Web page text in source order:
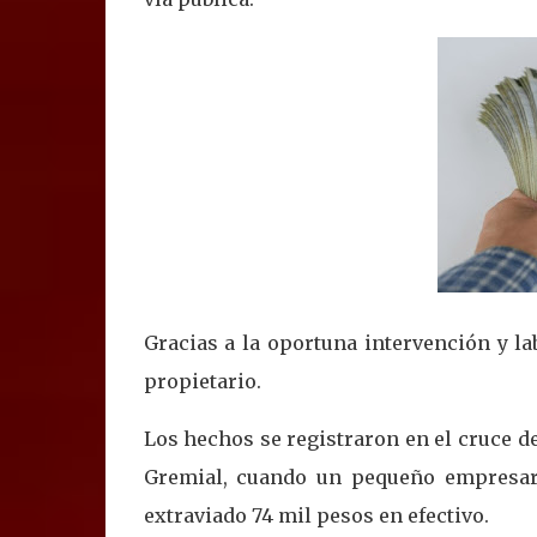
Gracias a la oportuna intervención y
propietario.
Los hechos se registraron en el cruce
Gremial, cuando un pequeño
extraviado 74 mil pesos en efectivo.